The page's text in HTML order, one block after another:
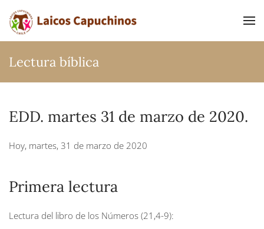
Ir al contenido principal
Lectura bíblica
EDD. martes 31 de marzo de 2020.
Hoy, martes, 31 de marzo de 2020
Primera lectura
Lectura del libro de los Números (21,4-9):